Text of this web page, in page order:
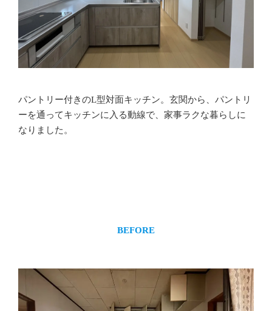
パントリー付きのL型対面キッチン。玄関から、パントリ
ーを通ってキッチンに入る動線で、家事ラクな暮らしに
なりました。
BEFORE